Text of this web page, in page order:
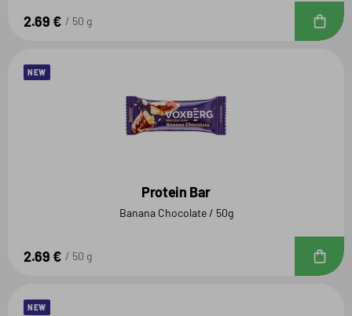
2.69 € 50 g
NEW
Protein Bar
Banana Chocolate / 50g
2.69 € 50 g
NEW